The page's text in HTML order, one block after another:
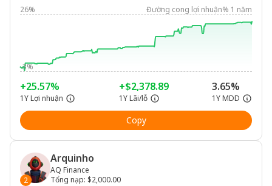
26%
Đường cong lợi nhuận% 1 năm
-3%
+25.57%
1Y Lợi nhuận
+$2,378.89
1Y Lãi/lỗ
3.65%
1Y MDD
Copy
2
Arquinho
AQ Finance
Tổng nạp: $2,000.00